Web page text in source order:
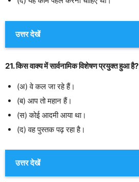
उत्तर देखें
21. किस वाक्य में सार्वनामिक विशेषण प्रयुक्त हुआ है?
(अ) वे कल जा रहे हैं।
(ब) आप तो महान हैं।
(स) कोई आदमी आया था।
(द) वह पुस्तक पढ़ रहा है।
उत्तर देखें